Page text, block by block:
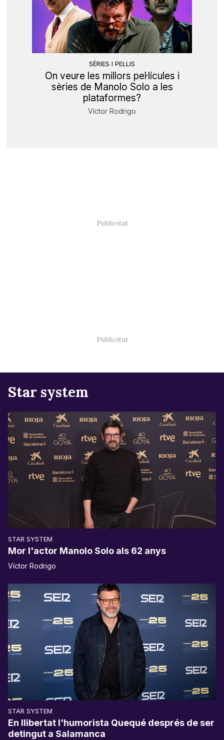
SÈRIES I PEL·LIS
On veure les millors pel·lícules i
sèries de Manolo Solo a les
plataformes?
Víctor Rodrigo
Star system
STAR SYSTEM
Mor l'actor Manolo Solo als 62 anys
Víctor Rodrigo
STAR SYSTEM
En llibertat l'humorista Quequé després de ser
detingut a Salamanca